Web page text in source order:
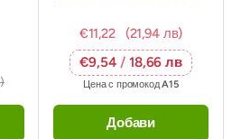
€11,22
(21,94 лв)
€9,54/ 18,66 лв
Цена с промокодA15
Добави